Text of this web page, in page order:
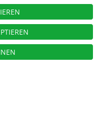
Alle Rechte vorbehalten